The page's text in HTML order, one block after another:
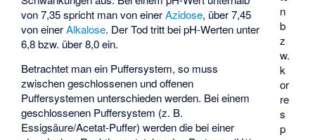
n
b
z
w.
k
or
re
s
p
von 7,35 spricht man von einerAzidose, über 7,45
von einerAlkalose. Der Tod tritt bei pH-Werten unter
6,8 bzw. über 8,0 ein.
Betrachtet man ein Puffersystem, so muss
zwischen geschlossenen und offenen
Puffersystemen unterschieden werden. Bei einem
geschlossenen Puffersystem (z. B.
Essigsäure/Acetat-Puffer) werden die bei einer